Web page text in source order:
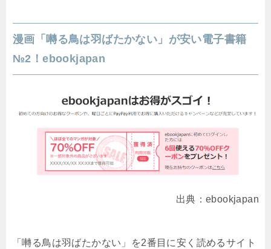
漫画「囀る鳥は羽ばたかない」が安い電子書籍
№2！ebookjapan
出典：ebookjapan
「囀る鳥は羽ばたかない」を2番目に安く読めるサイト